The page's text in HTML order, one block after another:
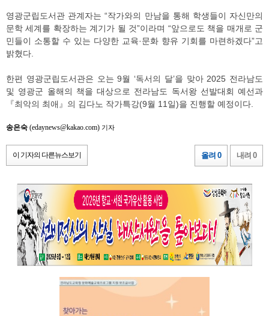
영광군립도서관 관계자는 “작가와의 만남을 통해 학생들이 자신만의
문학 세계를 확장하는 계기가 될 것”이라며 “앞으로도 책을 매개로 군
민들이 소통할 수 있는 다양한 교육·문화 향유 기회를 마련하겠다”고
밝혔다.
한편 영광군립도서관은 오는 9월 ‘독서의 달’을 맞아 2025 전라남도
및 영광군 올해의 책을 대상으로 전라남도 독서왕 선발대회 예선과
『최악의 최애』의 김다노 작가특강(9월 11일)을 진행할 예정이다.
송은숙 (edaynews@kakao.com) 기자
이 기자의 다른뉴스보기 올려 0 내려 0